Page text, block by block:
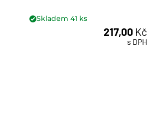
Skladem41 ks
217,00 Kč
s DPH